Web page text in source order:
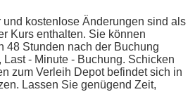
kostenlose Änderungen sind als
Kurs enthalten. Sie können
48 Stunden nach der Buchung
- Minute - Buchung. Schicken
zum Verleih Depot befindet sich in
Lassen Sie genügend Zeit,